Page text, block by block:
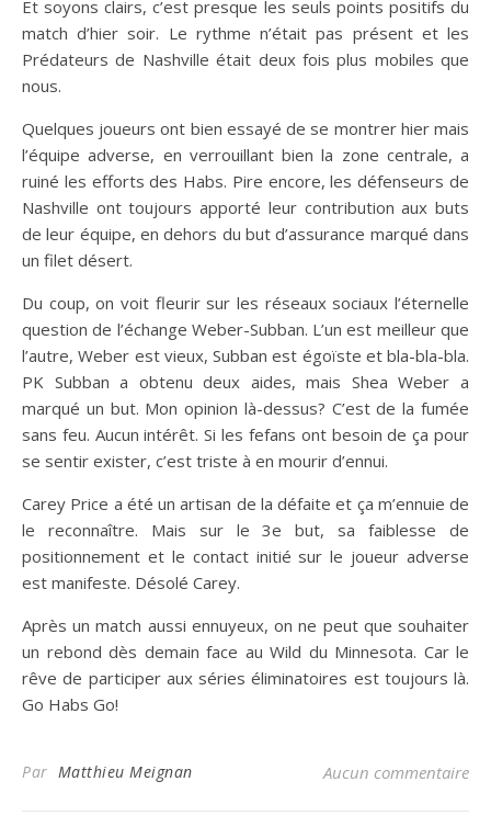
Et soyons clairs, c’est presque les seuls points positifs du
match d’hier soir. Le rythme n’était pas présent et les
Prédateurs de Nashville était deux fois plus mobiles que
nous.
Quelques joueurs ont bien essayé de se montrer hier mais
l’équipe adverse, en verrouillant bien la zone centrale, a
ruiné les efforts des Habs. Pire encore, les défenseurs de
Nashville ont toujours apporté leur contribution aux buts
de leur équipe, en dehors du but d’assurance marqué dans
un filet désert.
Du coup, on voit fleurir sur les réseaux sociaux l’éternelle
question de l’échange Weber-Subban. L’un est meilleur que
l’autre, Weber est vieux, Subban est égoïste et bla-bla-bla.
PK Subban a obtenu deux aides, mais Shea Weber a
marqué un but. Mon opinion là-dessus? C’est de la fumée
sans feu. Aucun intérêt. Si les fefans ont besoin de ça pour
se sentir exister, c’est triste à en mourir d’ennui.
Carey Price a été un artisan de la défaite et ça m’ennuie de
le reconnaître. Mais sur le 3e but, sa faiblesse de
positionnement et le contact initié sur le joueur adverse
est manifeste. Désolé Carey.
Après un match aussi ennuyeux, on ne peut que souhaiter
un rebond dès demain face au Wild du Minnesota. Car le
rêve de participer aux séries éliminatoires est toujours là.
Go Habs Go!
Par Matthieu Meignan Aucun commentaire